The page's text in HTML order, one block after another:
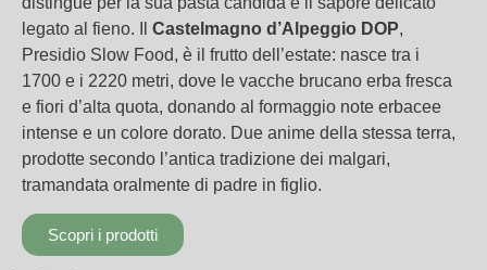
legato al fieno. Il Castelmagno d’Alpeggio DOP,
Presidio Slow Food, è il frutto dell’estate: nasce tra i
1700 e i 2220 metri, dove le vacche brucano erba fresca
e fiori d’alta quota, donando al formaggio note erbacee
intense e un colore dorato. Due anime della stessa terra,
prodotte secondo l’antica tradizione dei malgari,
tramandata oralmente di padre in figlio.
Scopri i prodotti